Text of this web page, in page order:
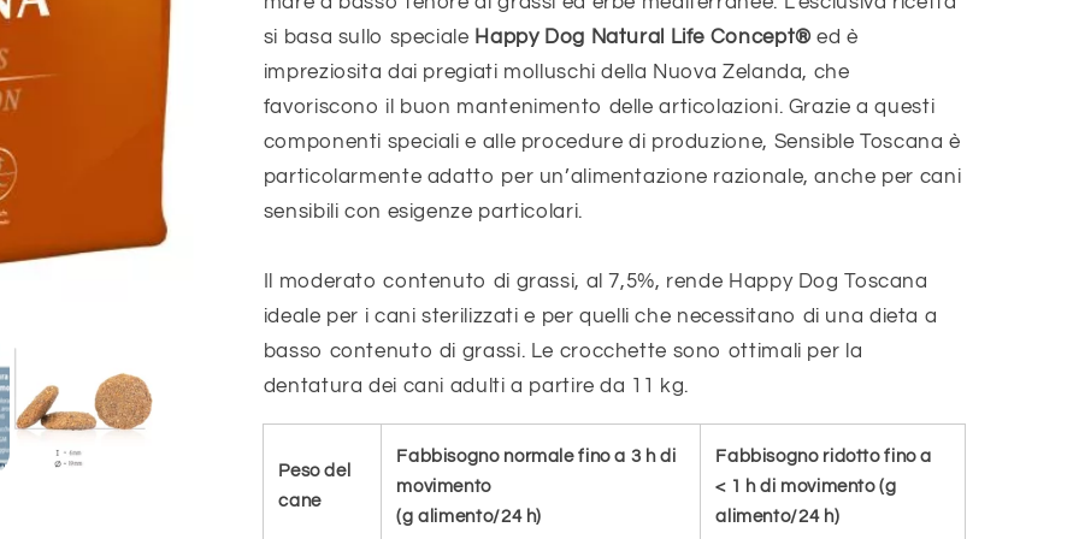
si basa sullo speciale Happy Dog Natural Life Concept® ed è
impreziosita dai pregiati molluschi della Nuova Zelanda, che
favoriscono il buon mantenimento delle articolazioni. Grazie a questi
componenti speciali e alle procedure di produzione, Sensible Toscana è
particolarmente adatto per un’alimentazione razionale, anche per cani
sensibili con esigenze particolari.
Il moderato contenuto di grassi, al 7,5%, rende Happy Dog Toscana
ideale per i cani sterilizzati e per quelli che necessitano di una dieta a
basso contenuto di grassi. Le crocchette sono ottimali per la
dentatura dei cani adulti a partire da 11 kg.
Peso del
cane
Fabbisogno normale fino a 3 h di
movimento
(g alimento/24 h)
Fabbisogno ridotto fino a
< 1 h di movimento (g
alimento/24 h)